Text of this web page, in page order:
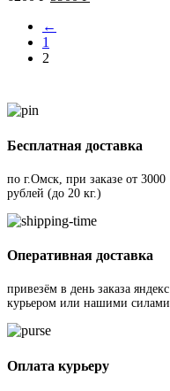
←
1
2
Бесплатная доставка
по г.Омск, при заказе от 3000
рублей (до 20 кг.)
Оперативная доставка
привезём в день заказа яндекс
курьером или нашими силами
Оплата курьеру